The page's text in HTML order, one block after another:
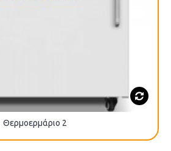
Θερμοερμάριο 2